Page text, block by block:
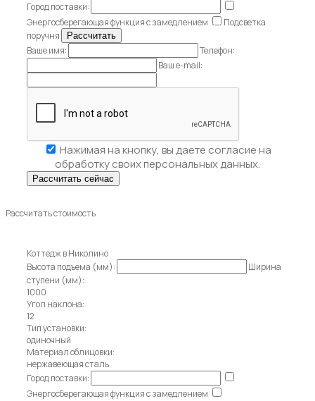
Город поставки:
Энергосберегающая функция с замедлением
Подсветка
поручня
Ваше имя:
Телефон:
Ваш e-mail:
Нажимая на кнопку, вы даете согласие на
обработку своих персональных данных.
Рассчитать стоимость
Коттедж в Николино
Высота подъема (мм):
Ширина
ступени (мм):
1000
Угол наклона:
12
Тип установки:
одиночный
Материал облицовки:
нержавеющая сталь
Город поставки:
Энергосберегающая функция с замедлением